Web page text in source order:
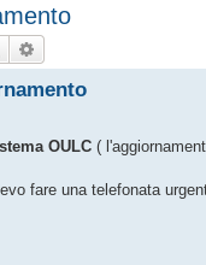
Cerca
OULC (
fare una telefonata